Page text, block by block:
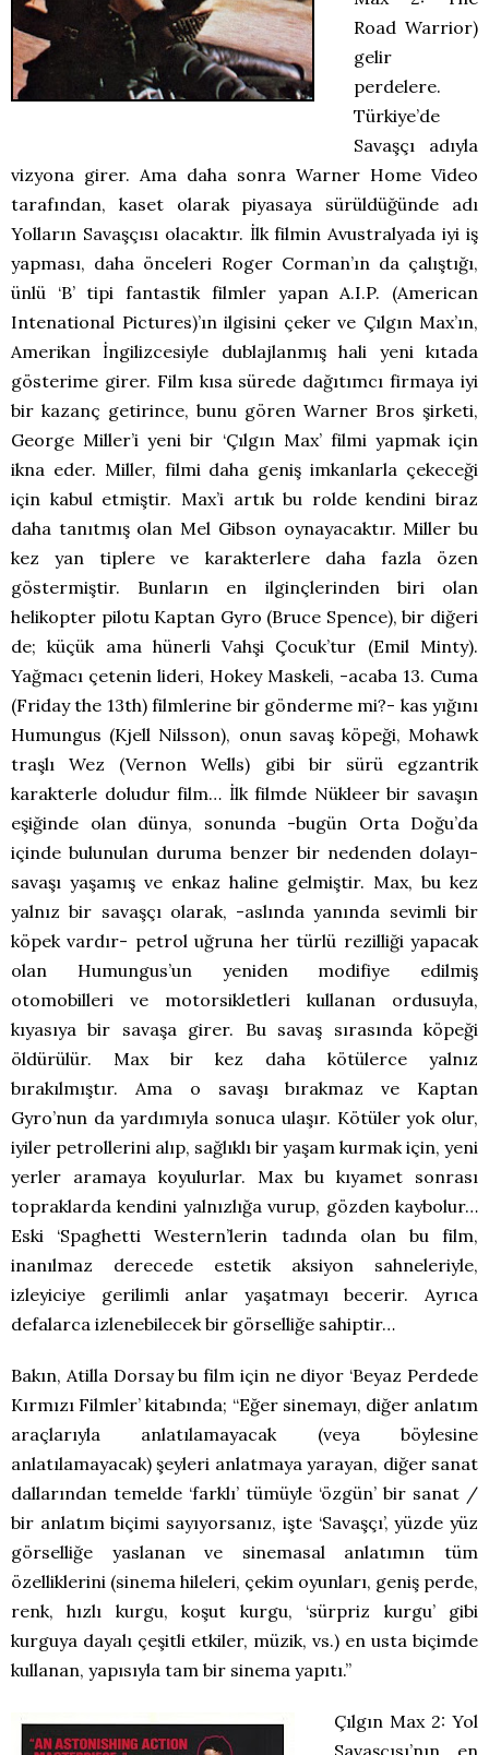
Road Warrior)
gelir
perdelere.
Türkiye’de
Savaşçı adıyla
vizyona girer. Ama daha sonra Warner Home Video
tarafından, kaset olarak piyasaya sürüldüğünde adı
Yolların Savaşçısı olacaktır. İlk filmin Avustralyada iyi iş
yapması, daha önceleri Roger Corman’ın da çalıştığı,
ünlü ‘B’ tipi fantastik filmler yapan A.I.P. (American
Intenational Pictures)’ın ilgisini çeker ve Çılgın Max’ın,
Amerikan İngilizcesiyle dublajlanmış hali yeni kıtada
gösterime girer. Film kısa sürede dağıtımcı firmaya iyi
bir kazanç getirince, bunu gören Warner Bros şirketi,
George Miller’i yeni bir ‘Çılgın Max’ filmi yapmak için
ikna eder. Miller, filmi daha geniş imkanlarla çekeceği
için kabul etmiştir. Max’i artık bu rolde kendini biraz
daha tanıtmış olan Mel Gibson oynayacaktır. Miller bu
kez yan tiplere ve karakterlere daha fazla özen
göstermiştir. Bunların en ilginçlerinden biri olan
helikopter pilotu Kaptan Gyro (Bruce Spence), bir diğeri
de; küçük ama hünerli Vahşi Çocuk’tur (Emil Minty).
Yağmacı çetenin lideri, Hokey Maskeli, -acaba 13. Cuma
(Friday the 13th) filmlerine bir gönderme mi?- kas yığını
Humungus (Kjell Nilsson), onun savaş köpeği, Mohawk
traşlı Wez (Vernon Wells) gibi bir sürü egzantrik
karakterle doludur film… İlk filmde Nükleer bir savaşın
eşiğinde olan dünya, sonunda -bugün Orta Doğu’da
içinde bulunulan duruma benzer bir nedenden dolayı-
savaşı yaşamış ve enkaz haline gelmiştir. Max, bu kez
yalnız bir savaşçı olarak, -aslında yanında sevimli bir
köpek vardır- petrol uğruna her türlü rezilliği yapacak
olan Humungus’un yeniden modifiye edilmiş
otomobilleri ve motorsikletleri kullanan ordusuyla,
kıyasıya bir savaşa girer. Bu savaş sırasında köpeği
öldürülür. Max bir kez daha kötülerce yalnız
bırakılmıştır. Ama o savaşı bırakmaz ve Kaptan
Gyro’nun da yardımıyla sonuca ulaşır. Kötüler yok olur,
iyiler petrollerini alıp, sağlıklı bir yaşam kurmak için, yeni
yerler aramaya koyulurlar. Max bu kıyamet sonrası
topraklarda kendini yalnızlığa vurup, gözden kaybolur…
Eski ‘Spaghetti Western’lerin tadında olan bu film,
inanılmaz derecede estetik aksiyon sahneleriyle,
izleyiciye gerilimli anlar yaşatmayı becerir. Ayrıca
defalarca izlenebilecek bir görselliğe sahiptir…
Bakın, Atilla Dorsay bu film için ne diyor ‘Beyaz Perdede
Kırmızı Filmler’ kitabında; “Eğer sinemayı, diğer anlatım
araçlarıyla anlatılamayacak (veya böylesine
anlatılamayacak) şeyleri anlatmaya yarayan, diğer sanat
dallarından temelde ‘farklı’ tümüyle ‘özgün’ bir sanat /
bir anlatım biçimi sayıyorsanız, işte ‘Savaşçı’, yüzde yüz
görselliğe yaslanan ve sinemasal anlatımın tüm
özelliklerini (sinema hileleri, çekim oyunları, geniş perde,
renk, hızlı kurgu, koşut kurgu, ‘sürpriz kurgu’ gibi
kurguya dayalı çeşitli etkiler, müzik, vs.) en usta biçimde
kullanan, yapısıyla tam bir sinema yapıtı.”
Çılgın Max 2: Yol